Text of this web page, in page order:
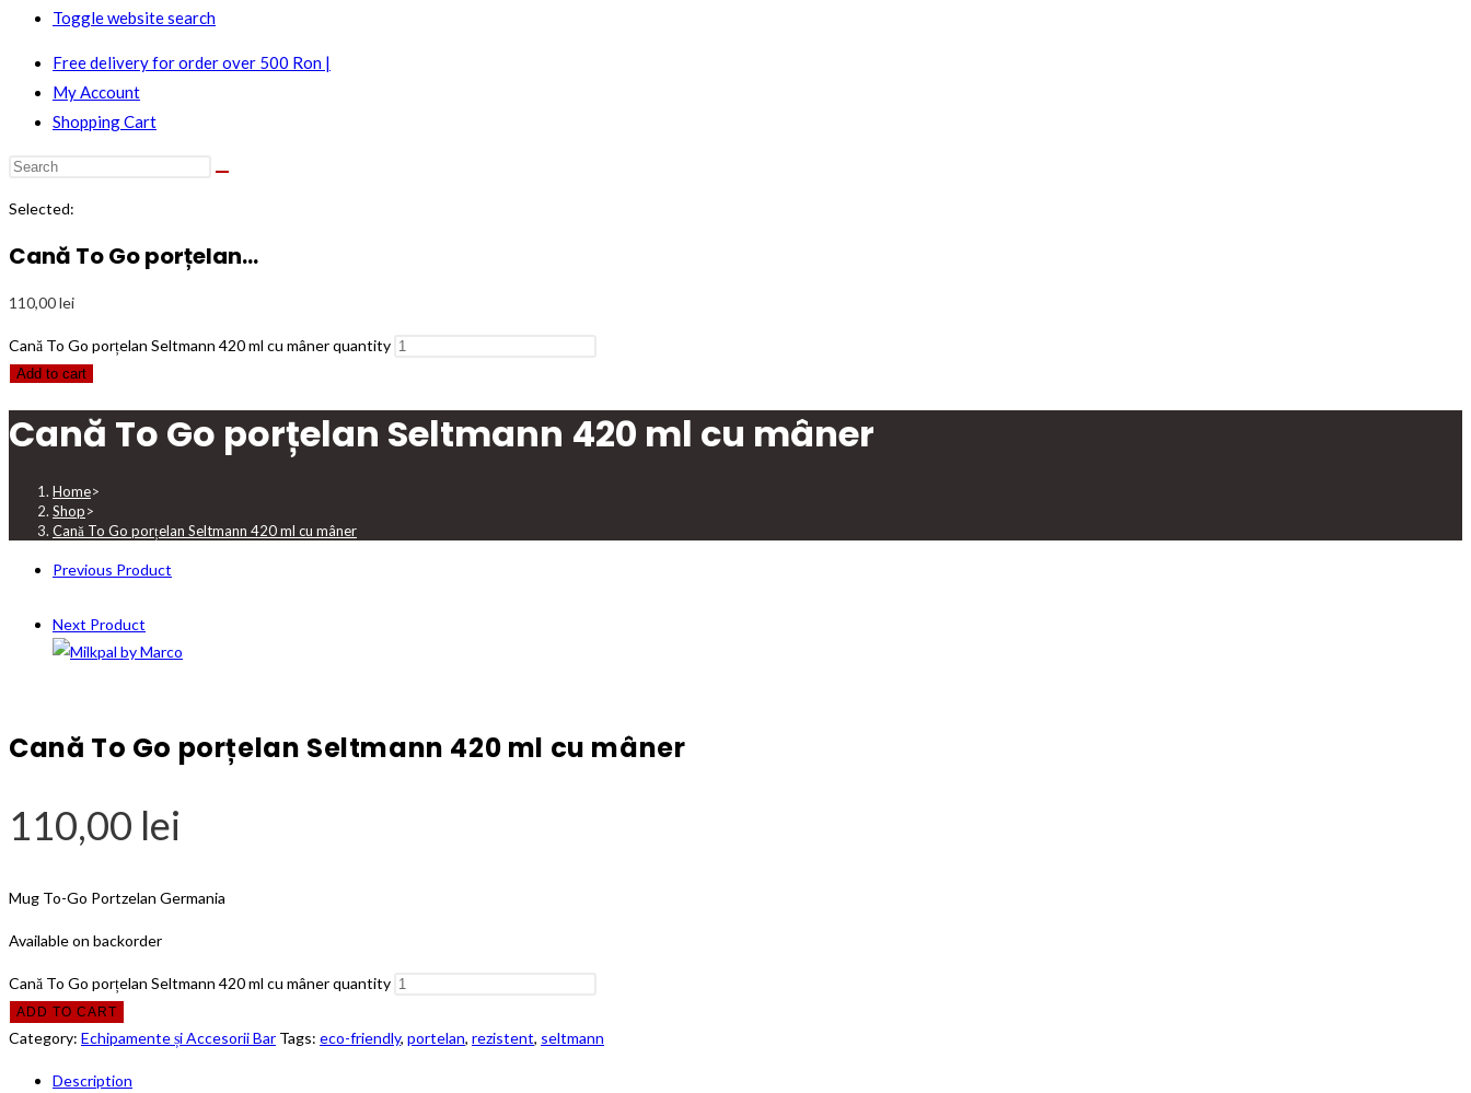
Toggle website search
Free delivery for order over 500 Ron |
My Account
Shopping Cart
Selected:
Cană To Go porțelan…
110,00lei
Cană To Go porțelan Seltmann 420 ml cu mâner quantity
Add to cart
Cană To Go porțelan Seltmann 420 ml cu mâner
Home>
Shop>
Cană To Go porțelan Seltmann 420 ml cu mâner
Previous Product
Next Product
Cană To Go porțelan Seltmann 420 ml cu mâner
110,00 lei
Mug To-Go Portzelan Germania
Available on backorder
Cană To Go porțelan Seltmann 420 ml cu mâner quantity
ADD TO CART
Category: Echipamente și Accesorii Bar Tags: eco-friendly, portelan, rezistent, seltmann
Description